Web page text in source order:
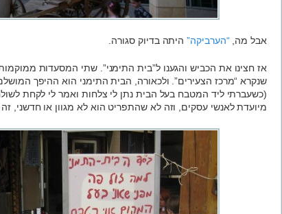
אבל מה,“הערביקה”היתה בדיוק סגורה.
אז חצינו את הכביש והגענו ל”בית התימני”. שתי המסעדות
שנקרא “מרכז הצעירים”. ולכאורה, הבית התימני הוא ההיפך
(כשעברתי ליד המטבח בעל הבית נתן לי צלחות ואמר לי לקחת
מיועדת לאנשי עסקים, וזה לא שהתפריט הוא לא מגוון או חדשני,